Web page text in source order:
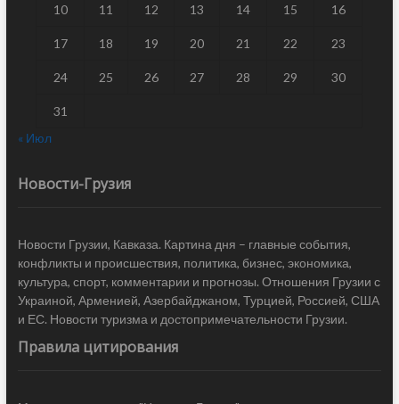
10 11 12 13 14 15 16
17 18 19 20 21 22 23
24 25 26 27 28 29 30
31
« Июл
Новости-Грузия
Новости Грузии, Кавказа. Картина дня – главные события,
конфликты и происшествия, политика, бизнес, экономика,
культура, спорт, комментарии и прогнозы. Отношения Грузии с
Украиной, Арменией, Азербайджаном, Турцией, Россией, США
и ЕС. Новости туризма и достопримечательности Грузии.
Правила цитирования